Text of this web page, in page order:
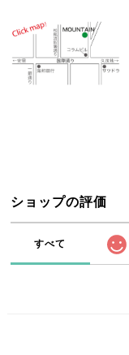
ショップの評価
すべて